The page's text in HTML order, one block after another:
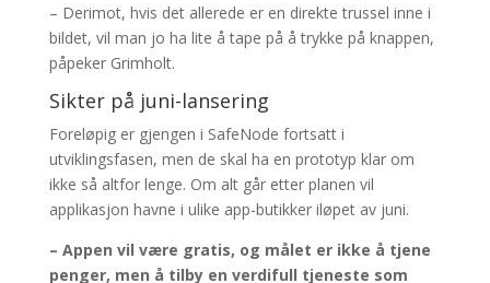
– Derimot, hvis det allerede er en direkte trussel inne i
bildet, vil man jo ha lite å tape på å trykke på knappen,
påpeker Grimholt.
Sikter på juni-lansering
Foreløpig er gjengen i SafeNode fortsatt i
utviklingsfasen, men de skal ha en prototyp klar om
ikke så altfor lenge. Om alt går etter planen vil
applikasjon havne i ulike app-butikker iløpet av juni.
– Appen vil være gratis, og målet er ikke å tjene
penger, men å tilby en verdifull tjeneste som